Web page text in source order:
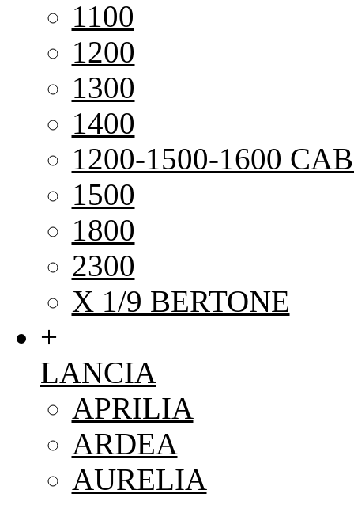
1100
1200
1300
1400
1200-1500-1600
1500
1800
2300
X 1/9 BERTONE
+
LANCIA
APRILIA
ARDEA
AURELIA